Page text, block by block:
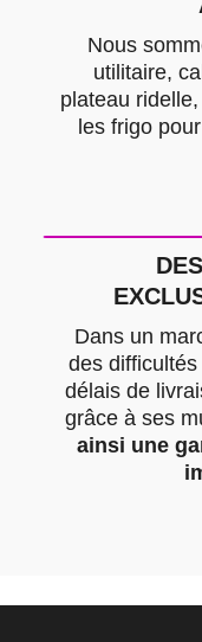
Nous
utilitaire,
plateau
les frigo
Dans un
des
délais de
grâce à ses
ainsi une